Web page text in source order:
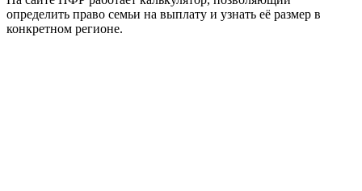
определить право семьи на выплату и узнать её размер в
конкретном регионе.